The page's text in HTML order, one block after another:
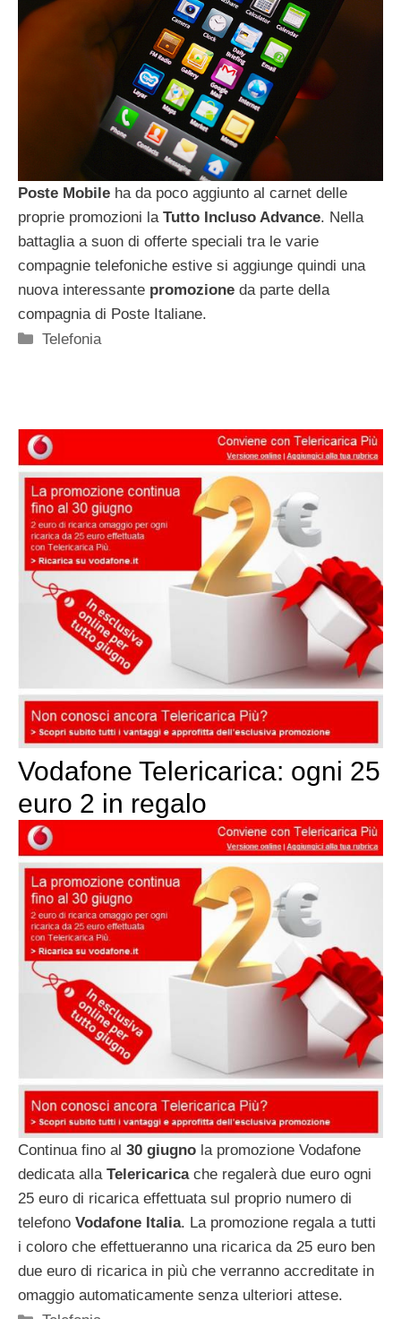
Poste Mobile ha da poco aggiunto al carnet delle
proprie promozioni la Tutto Incluso Advance. Nella
battaglia a suon di offerte speciali tra le varie
compagnie telefoniche estive si aggiunge quindi una
nuova interessante promozione da parte della
compagnia di Poste Italiane.
Categorie
Telefonia
Vodafone Telericarica: ogni 25
euro 2 in regalo
Continua fino al 30 giugno la promozione Vodafone
dedicata alla Telericaricache regalerà due euro ogni
25 euro di ricarica effettuata sul proprio numero di
telefono Vodafone Italia. La promozione regala a tutti
i coloro che effettueranno una ricarica da 25 euro ben
due euro di ricarica in più che verranno accreditate in
omaggio automaticamente senza ulteriori attese.